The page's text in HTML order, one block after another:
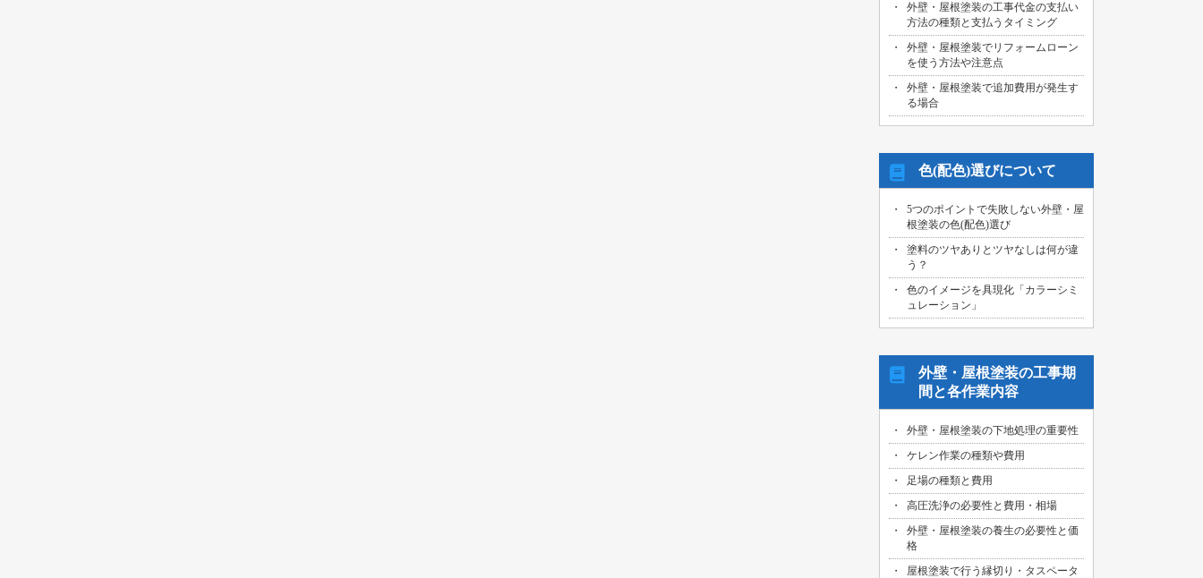
外壁・屋根塗装の工事代金の支払い
方法の種類と支払うタイミング
外壁・屋根塗装でリフォームローン
を使う方法や注意点
外壁・屋根塗装で追加費用が発生す
る場合
色(配色)選びについて
5つのポイントで失敗しない外壁・屋
根塗装の色(配色)選び
塗料のツヤありとツヤなしは何が違
う？
色のイメージを具現化「カラーシミ
ュレーション」
外壁・屋根塗装の工事期
間と各作業内容
外壁・屋根塗装の下地処理の重要性
ケレン作業の種類や費用
足場の種類と費用
高圧洗浄の必要性と費用・相場
外壁・屋根塗装の養生の必要性と価
格
屋根塗装で行う縁切り・タスペータ